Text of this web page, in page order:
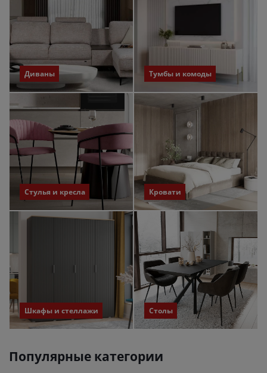
Диваны Тумбы и комоды
Стулья и кресла Кровати
Шкафы и стеллажи Столы
Популярные категории